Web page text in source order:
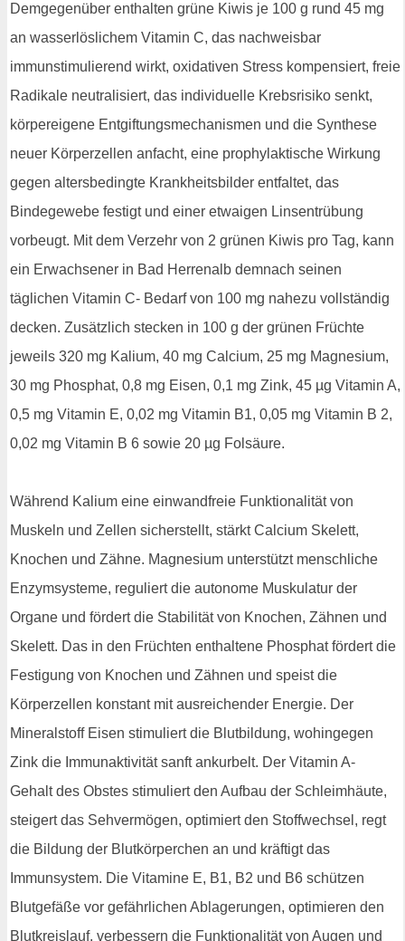
Demgegenüber enthalten grüne Kiwis je 100 g rund 45 mg
an wasserlöslichem Vitamin C, das nachweisbar
immunstimulierend wirkt, oxidativen Stress kompensiert, freie
Radikale neutralisiert, das individuelle Krebsrisiko senkt,
körpereigene Entgiftungsmechanismen und die Synthese
neuer Körperzellen anfacht, eine prophylaktische Wirkung
gegen altersbedingte Krankheitsbilder entfaltet, das
Bindegewebe festigt und einer etwaigen Linsentrübung
vorbeugt. Mit dem Verzehr von 2 grünen Kiwis pro Tag, kann
ein Erwachsener in Bad Herrenalb demnach seinen
täglichen Vitamin C- Bedarf von 100 mg nahezu vollständig
decken. Zusätzlich stecken in 100 g der grünen Früchte
jeweils 320 mg Kalium, 40 mg Calcium, 25 mg Magnesium,
30 mg Phosphat, 0,8 mg Eisen, 0,1 mg Zink, 45 µg Vitamin A,
0,5 mg Vitamin E, 0,02 mg Vitamin B1, 0,05 mg Vitamin B 2,
0,02 mg Vitamin B 6 sowie 20 µg Folsäure.
Während Kalium eine einwandfreie Funktionalität von
Muskeln und Zellen sicherstellt, stärkt Calcium Skelett,
Knochen und Zähne. Magnesium unterstützt menschliche
Enzymsysteme, reguliert die autonome Muskulatur der
Organe und fördert die Stabilität von Knochen, Zähnen und
Skelett. Das in den Früchten enthaltene Phosphat fördert die
Festigung von Knochen und Zähnen und speist die
Körperzellen konstant mit ausreichender Energie. Der
Mineralstoff Eisen stimuliert die Blutbildung, wohingegen
Zink die Immunaktivität sanft ankurbelt. Der Vitamin A-
Gehalt des Obstes stimuliert den Aufbau der Schleimhäute,
steigert das Sehvermögen, optimiert den Stoffwechsel, regt
die Bildung der Blutkörperchen an und kräftigt das
Immunsystem. Die Vitamine E, B1, B2 und B6 schützen
Blutgefäße vor gefährlichen Ablagerungen, optimieren den
Blutkreislauf, verbessern die Funktionalität von Augen und